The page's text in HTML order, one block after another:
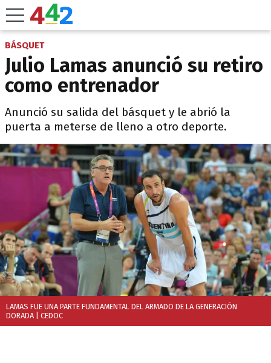
BÁSQUET
Julio Lamas anunció su retiro
como entrenador
Anunció su salida del básquet y le abrió la
puerta a meterse de lleno a otro deporte.
LAMAS FUE UNA PARTE FUNDAMENTAL DEL ARMADO DE LA GENERACIÓN
DORADA | CEDOC